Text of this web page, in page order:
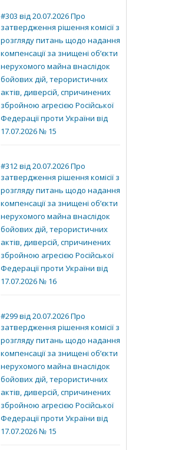
#303 від 20.07.2026 Про
затвердження рішення комісії з
розгляду питань щодо надання
компенсації за знищені об’єкти
нерухомого майна внаслідок
бойових дій, терористичних
актів, диверсій, спричинених
збройною агресією Російської
Федерації проти України від
17.07.2026 № 15
#312 від 20.07.2026 Про
затвердження рішення комісії з
розгляду питань щодо надання
компенсації за знищені об’єкти
нерухомого майна внаслідок
бойових дій, терористичних
актів, диверсій, спричинених
збройною агресією Російської
Федерації проти України від
17.07.2026 № 16
#299 від 20.07.2026 Про
затвердження рішення комісії з
розгляду питань щодо надання
компенсації за знищені об’єкти
нерухомого майна внаслідок
бойових дій, терористичних
актів, диверсій, спричинених
збройною агресією Російської
Федерації проти України від
17.07.2026 № 15